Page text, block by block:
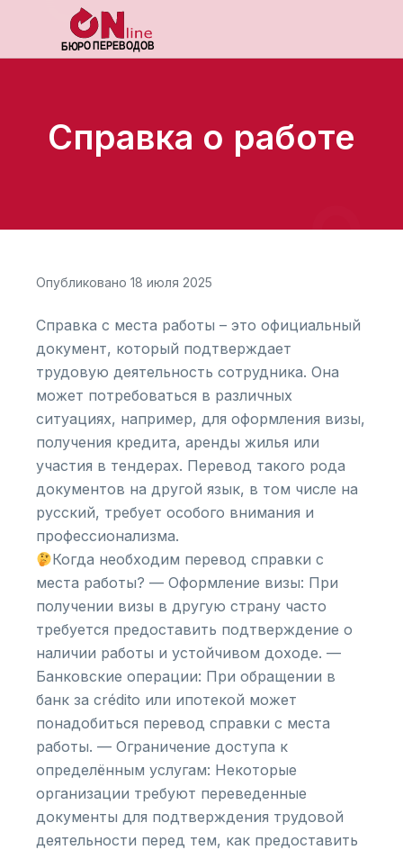
Справка о работе
Опубликовано 18 июля 2025
Справка с места работы – это официальный
документ, который подтверждает
трудовую деятельность сотрудника. Она
может потребоваться в различных
ситуациях, например, для оформления визы,
получения кредита, аренды жилья или
участия в тендерах. Перевод такого рода
документов на другой язык, в том числе на
русский, требует особого внимания и
профессионализма.
Когда необходим перевод справки с
места работы? — Оформление визы: При
получении визы в другую страну часто
требуется предоставить подтверждение о
наличии работы и устойчивом доходе. —
Банковские операции: При обращении в
банк за crédito или ипотекой может
понадобиться перевод справки с места
работы. — Ограничение доступа к
определённым услугам: Некоторые
организации требуют переведенные
документы для подтверждения трудовой
деятельности перед тем, как предоставить